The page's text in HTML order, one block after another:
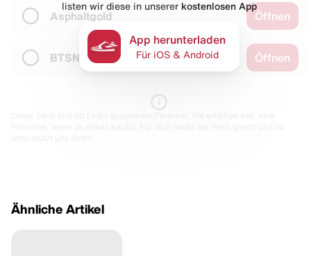
Asphaltgold Öffnen
BTSN Öffnen
listen wir diese in unserer kostenlosen App
App herunterladen
Für iOS & Android
Ähnliche Artikel